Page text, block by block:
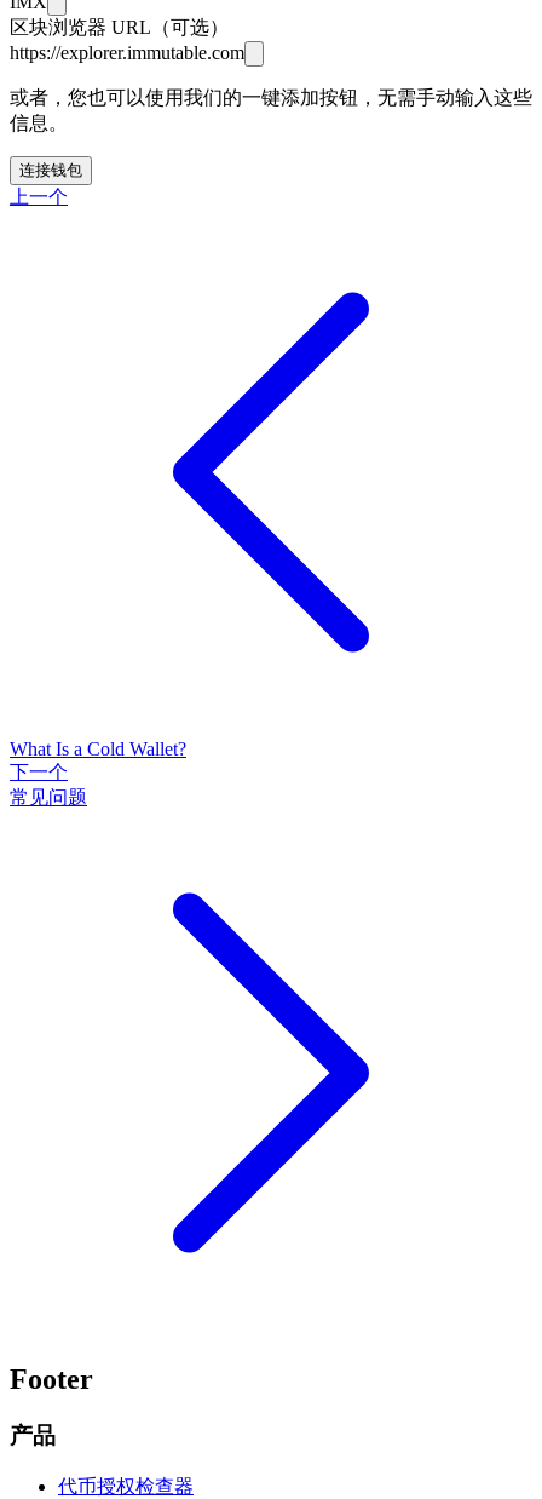
区块浏览器 URL（可选）
https://explorer.immutable.com
或者，您也可以使用我们的一键添加按钮，无需手动输入这些
信息。
连接钱包
上一个
What Is a Cold Wallet?
下一个
常见问题
Footer
产品
代币授权检查器